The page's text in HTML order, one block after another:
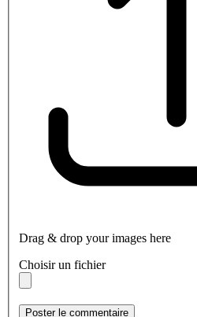
Drag & drop your images here
Choisir un fichier
Poster le commentaire